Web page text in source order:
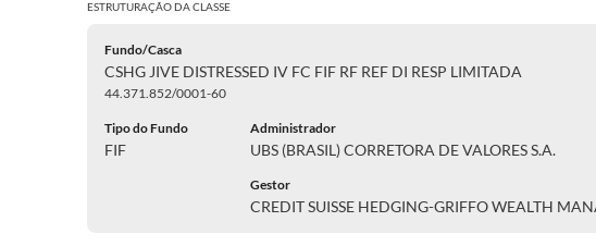
ESTRUTURAÇÃO DACLASSE
Fundo/Casca
CSHG JIVE DISTRESSED IV FC FIF RF REF DI RESP LIMITADA
44.371.852/0001-60
Tipo do Fundo
FIF
Administrador
UBS (BRASIL) CORRETORA DE VALORES S.A.
Gestor
CREDIT SUISSE HEDGING-GRIFFO WEALTH